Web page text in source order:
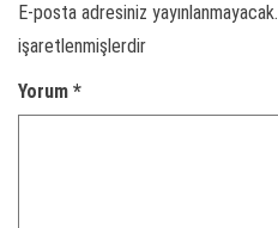
E-posta adresiniz yayınlanmayacak.
işaretlenmişlerdir
Yorum *